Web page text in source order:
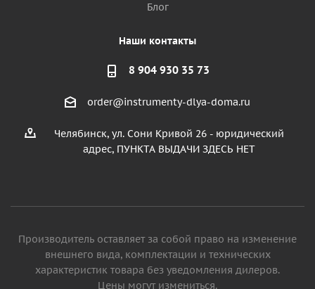
Блог
Наши контакты
8 904 930 35 73
order@instrumenty-dlya-doma.ru
Челябинск, ул. Сони Кривой 26 - юридический
адрес, ПУНКТА ВЫДАЧИ ЗДЕСЬ НЕТ
Производитель оставляет за собой право на изменение
внешнего вида, комплектации и технических
характеристик товара без уведомления дилеров.
Цены могут измениться.